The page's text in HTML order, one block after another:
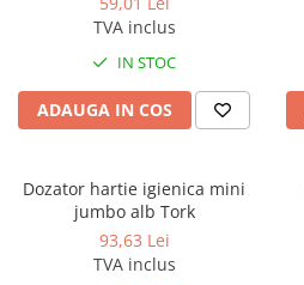
TVA inclus
IN STOC
ADAUGA IN COS
Dozator hartie igienica mini
jumbo alb Tork
93,63 Lei
TVA inclus